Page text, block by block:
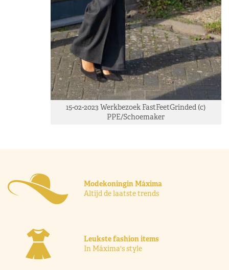
15-02-2023 Werkbezoek FastFeetGrinded (c)
PPE/Schoemaker
Modekoningin Máxima
Altijd de laatste trends
Leukste fashion items
In Máxima's style